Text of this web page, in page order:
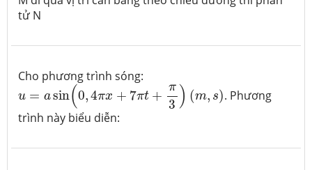
tử N
Cho phương trình sóng:
u = asin(0,4πx + 7πt +
π
3 ) (m, s)
u=a sin(0,4πx+7πt+π m,s)
. Phương
trình này biểu diễn: